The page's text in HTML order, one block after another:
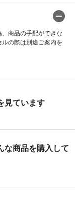
商品の手配ができな
の際は別途ご案内を
見ています
な商品を購入して